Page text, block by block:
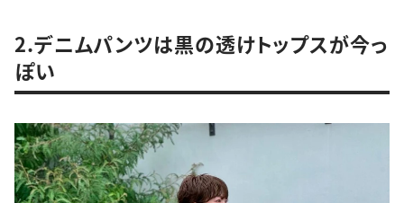
2.デニムパンツは黒の透けトップスが今っ
ぽい